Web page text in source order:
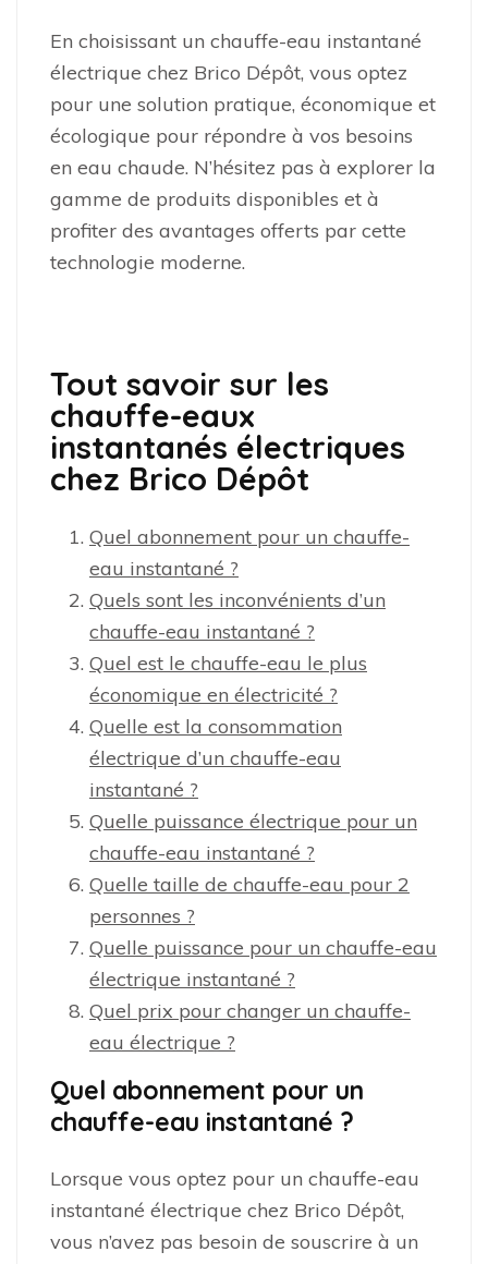
En choisissant un chauffe-eau instantané
électrique chez Brico Dépôt, vous optez
pour une solution pratique, économique et
écologique pour répondre à vos besoins
en eau chaude. N’hésitez pas à explorer la
gamme de produits disponibles et à
profiter des avantages offerts par cette
technologie moderne.
Tout savoir sur les
chauffe-eaux
instantanés électriques
chez Brico Dépôt
Quel abonnement pour un chauffe-
eau instantané ?
Quels sont les inconvénients d’un
chauffe-eau instantané ?
Quel est le chauffe-eau le plus
économique en électricité ?
Quelle est la consommation
électrique d’un chauffe-eau
instantané ?
Quelle puissance électrique pour un
chauffe-eau instantané ?
Quelle taille de chauffe-eau pour 2
personnes ?
Quelle puissance pour un chauffe-eau
électrique instantané ?
Quel prix pour changer un chauffe-
eau électrique ?
Quel abonnement pour un
chauffe-eau instantané ?
Lorsque vous optez pour un chauffe-eau
instantané électrique chez Brico Dépôt,
vous n’avez pas besoin de souscrire à un